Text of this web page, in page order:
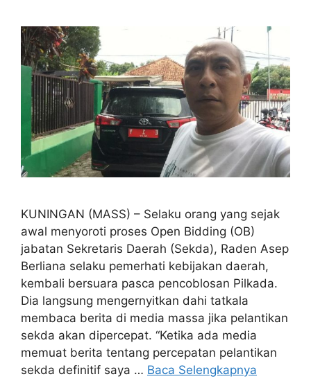
KUNINGAN (MASS) – Selaku orang yang sejak
awal menyoroti proses Open Bidding (OB)
jabatan Sekretaris Daerah (Sekda), Raden Asep
Berliana selaku pemerhati kebijakan daerah,
kembali bersuara pasca pencoblosan Pilkada.
Dia langsung mengernyitkan dahi tatkala
membaca berita di media massa jika pelantikan
sekda akan dipercepat. “Ketika ada media
memuat berita tentang percepatan pelantikan
sekda definitif saya … Baca Selengkapnya